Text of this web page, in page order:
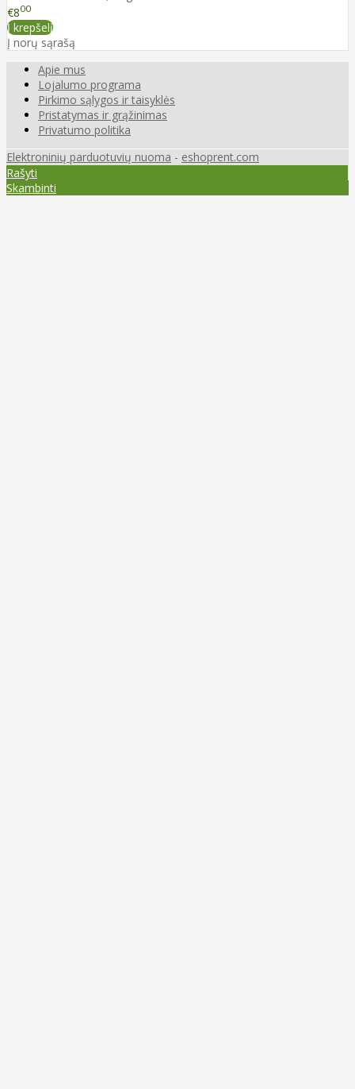
€800
Į krepšelį
Į norų sąrašą
Apie mus
Lojalumo programa
Pirkimo sąlygos ir taisyklės
Pristatymas ir grąžinimas
Privatumo politika
Elektroninių parduotuvių nuoma - eshoprent.com
Rašyti
Skambinti